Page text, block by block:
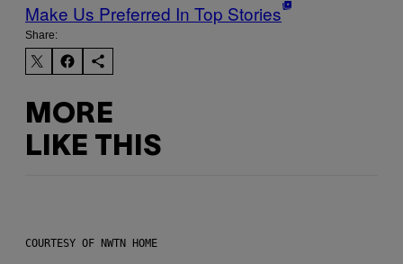
Make Us Preferred In Top Stories
Share:
MORE
LIKE THIS
COURTESY OF NWTN HOME